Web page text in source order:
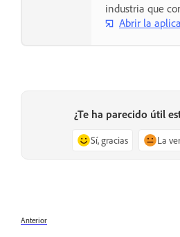
industria que
Abrir la
¿Te ha parecido útil
Sí, gracias La
Anterior